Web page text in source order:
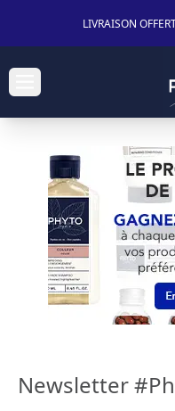
LIVRAISON
Newsletter